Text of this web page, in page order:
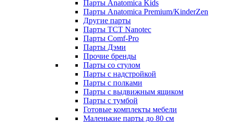
Парты Anatomica Kids
Парты Anatomica Premium/KinderZen
Другие парты
Парты TCT Nanotec
Парты Comf-Pro
Парты Дэми
Прочие бренды
Парты со стулом
Парты с надстройкой
Парты с полками
Парты с выдвижным ящиком
Парты с тумбой
Готовые комплекты мебели
Маленькие парты до 80 см